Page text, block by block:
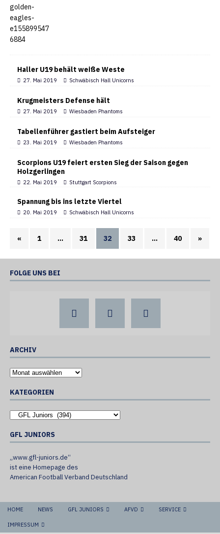
Haller U19 behält weiße Weste
27. Mai 2019 Schwäbisch Hall Unicorns
Krugmeisters Defense hält
27. Mai 2019 Wiesbaden Phantoms
Tabellenführer gastiert beim Aufsteiger
23. Mai 2019 Wiesbaden Phantoms
Scorpions U19 feiert ersten Sieg der Saison gegen
Holzgerlingen
22. Mai 2019 Stuttgart Scorpions
Spannung bis ins letzte Viertel
20. Mai 2019 Schwäbisch Hall Unicorns
« 1 … 31 32 33 … 40 »
FOLGE UNS BEI
ARCHIV
KATEGORIEN
GFL JUNIORS
„www.gfl-juniors.de“
ist eine Homepage des
American Football Verband Deutschland
HOME NEWS GFL JUNIORS AFVD SERVICE
IMPRESSUM